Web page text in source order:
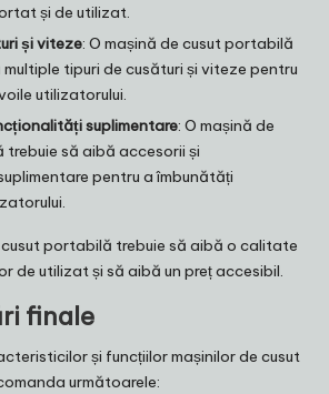
și de utilizat.
și viteze: O mașină de cusut portabilă
tipuri de cusături și viteze pentru
utilizatorului.
suplimentare: O mașină de
să aibă accesorii și
pentru a îmbunătăți
cusut portabilă trebuie să aibă o calitate
de utilizat și să aibă un preț accesibil.
finale
și funcțiilor mașinilor de cusut
următoarele: